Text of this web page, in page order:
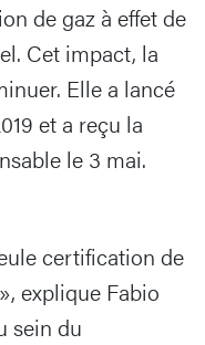
de gaz à effet de
Cet impact, la
Elle a lancé
et a reçu la
le 3 mai.
certification de
explique Fabio
sein du